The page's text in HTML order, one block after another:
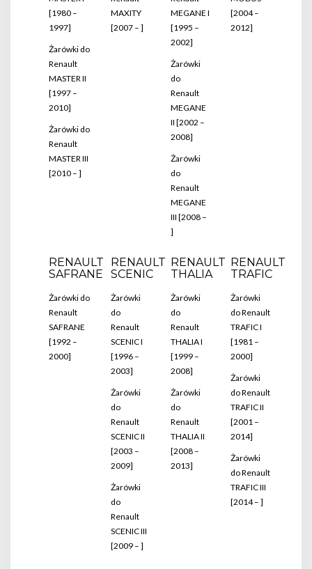
[1980 –
1997]
Żarówki do
Renault
MASTER II
[1997 –
2010]
Żarówki do
Renault
MASTER III
[2010 – ]
MAXITY
[2007 – ]
MEGANE I
[1995 –
2002]
Żarówki
do
Renault
MEGANE
II [2002 –
2008]
Żarówki
do
Renault
MEGANE
III [2008 –
]
[2004 –
2012]
RENAULT
SAFRANE
Żarówki do
Renault
SAFRANE
[1992 –
2000]
RENAULT
SCENIC
Żarówki
do
Renault
SCENIC I
[1996 –
2003]
Żarówki
do
Renault
SCENIC II
[2003 –
2009]
Żarówki
do
Renault
SCENIC III
[2009 – ]
RENAULT
THALIA
Żarówki
do
Renault
THALIA I
[1999 –
2008]
Żarówki
do
Renault
THALIA II
[2008 –
2013]
RENAULT
TRAFIC
Żarówki
do Renault
TRAFIC I
[1981 –
2000]
Żarówki
do Renault
TRAFIC II
[2001 –
2014]
Żarówki
do Renault
TRAFIC III
[2014 – ]